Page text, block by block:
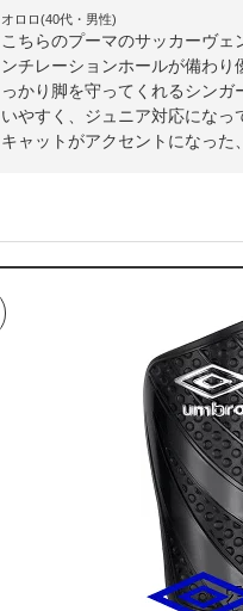
オロロ(40代・男性)
こちらのプーマのサッカーヴ
ンチレーションホールが備わ
っかり脚を守ってくれるシン
いやすく、ジュニア対応にな
キャットがアクセントになっ